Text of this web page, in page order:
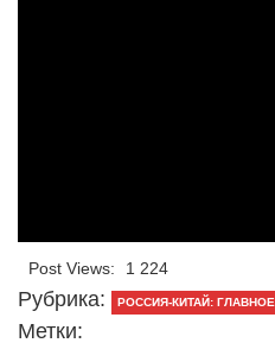
Post Views: 1 224
Рубрика: РОССИЯ-КИТАЙ: ГЛАВНОЕ
Метки: